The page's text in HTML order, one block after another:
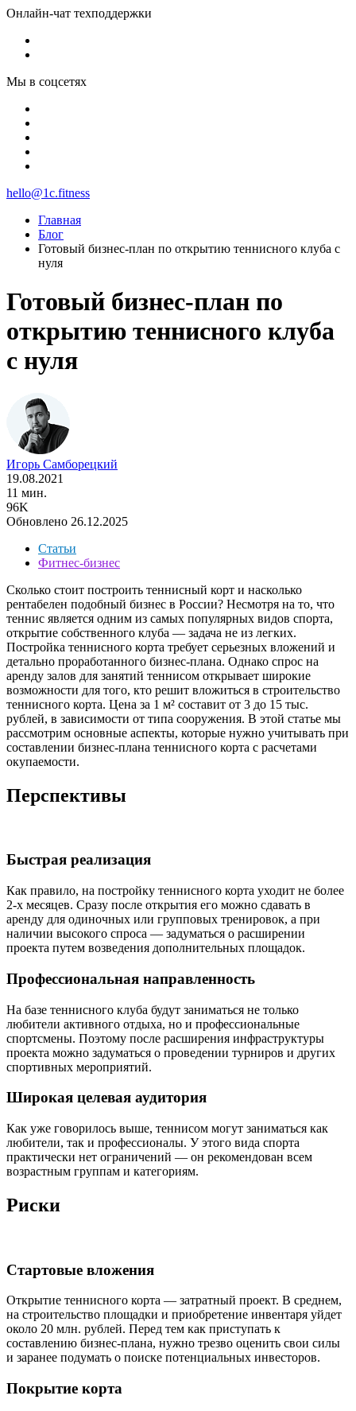
Онлайн-чат техподдержки
Мы в соцсетях
hello@1c.fitness
Главная
Блог
Готовый бизнес-план по открытию теннисного клуба с
нуля
Готовый бизнес-план по
открытию теннисного клуба
с нуля
Игорь Самборецкий
19.08.2021
11 мин.
96K
Обновлено 26.12.2025
Статьи
Фитнес-бизнес
Сколько стоит построить теннисный корт и насколько
рентабелен подобный бизнес в России? Несмотря на то, что
теннис является одним из самых популярных видов спорта,
открытие собственного клуба — задача не из легких.
Постройка теннисного корта требует серьезных вложений и
детально проработанного бизнес-плана. Однако спрос на
аренду залов для занятий теннисом открывает широкие
возможности для того, кто решит вложиться в строительство
теннисного корта. Цена за 1 м² составит от 3 до 15 тыс.
рублей, в зависимости от типа сооружения. В этой статье мы
рассмотрим основные аспекты, которые нужно учитывать при
составлении бизнес-плана теннисного корта с расчетами
окупаемости.
Перспективы
Быстрая реализация
Как правило, на постройку теннисного корта уходит не более
2-х месяцев. Сразу после открытия его можно сдавать в
аренду для одиночных или групповых тренировок, а при
наличии высокого спроса — задуматься о расширении
проекта путем возведения дополнительных площадок.
Профессиональная направленность
На базе теннисного клуба будут заниматься не только
любители активного отдыха, но и профессиональные
спортсмены. Поэтому после расширения инфраструктуры
проекта можно задуматься о проведении турниров и других
спортивных мероприятий.
Широкая целевая аудитория
Как уже говорилось выше, теннисом могут заниматься как
любители, так и профессионалы. У этого вида спорта
практически нет ограничений — он рекомендован всем
возрастным группам и категориям.
Риски
Стартовые вложения
Открытие теннисного корта — затратный проект. В среднем,
на строительство площадки и приобретение инвентаря уйдет
около 20 млн. рублей. Перед тем как приступать к
составлению бизнес-плана, нужно трезво оценить свои силы
и заранее подумать о поиске потенциальных инвесторов.
Покрытие корта